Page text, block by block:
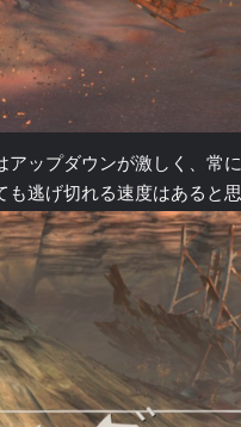
ップダウンが激しく、常
逃げ切れる速度はあると